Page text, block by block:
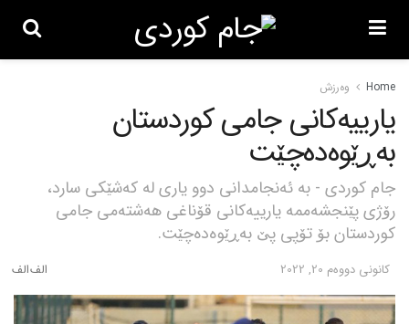
Home وەرزش
یارییەکانی جامی کوردستان
بەڕێوەدەچێت
جام کوردی - بە ئەنجامدانی دوو یاری لە کەشێکی سارد،
رۆژی پێنجشەممە یارییەکانی قۆناغی هەشتەمی جامی
کوردستان بۆ تۆپی پێ بەڕێوەدەچێت.
كانونی دووه‌م 20, 2022